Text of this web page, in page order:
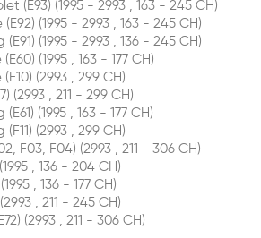
(1995 - 2993 , 163 - 245 CH)
(1995 - 2993 , 163 - 245 CH)
(1995 - 2993 , 136 - 245 CH)
(1995 , 163 - 177 CH)
(2993 , 299 CH)
, 211 - 299 CH)
(1995 , 163 - 177 CH)
(2993 , 299 CH)
F03, F04) (2993 , 211 - 306 CH)
, 136 - 204 CH)
, 136 - 177 CH)
, 211 - 245 CH)
(2993 , 211 - 306 CH)